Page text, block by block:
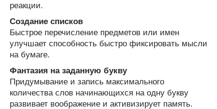
реакции.
Создание списков
Быстрое перечисление предметов или имен
улучшает способность быстро фиксировать мысли
на бумаге.
Фантазия на заданную букву
Придумывание и запись максимального
количества слов начинающихся на одну букву
развивает воображение и активизирует память.